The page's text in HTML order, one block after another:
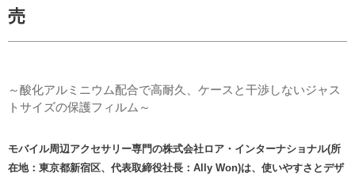
売
～酸化アルミニウム配合で高耐久、ケースと干渉しないジャス
トサイズの保護フィルム～
モバイル周辺アクセサリー専門の株式会社ロア・インターナショナル(所
在地：東京都新宿区、代表取締役社長：Ally Won)は、使いやすさとデザ